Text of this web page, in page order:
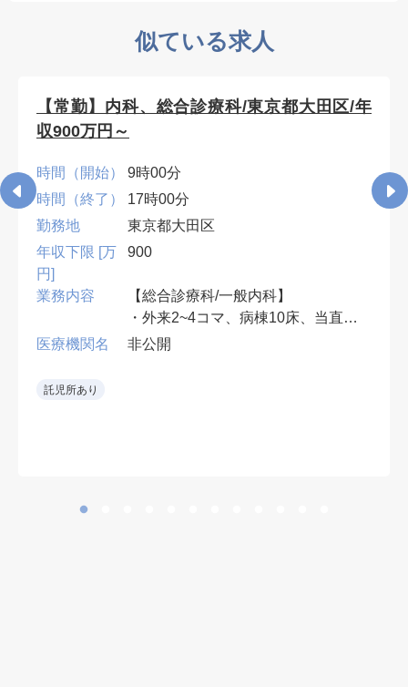
似ている求人
【常勤】内科、総合診療科/東京都大田区/年
収900万円～
時間（開始）
9時00分
時間（終了）
17時00分
勤務地
東京都大田区
年収下限 [万
円]
900
業務内容
【総合診療科/一般内科】
・外来2~4コマ、病棟10床、当直無
可、早番遅番有
医療機関名 非公開
託児所あり